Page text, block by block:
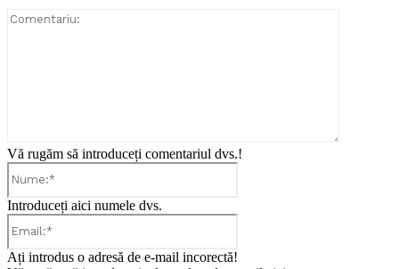
Vă rugăm să introduceți comentariul dvs.!
Introduceți aici numele dvs.
Ați introdus o adresă de e-mail incorectă!